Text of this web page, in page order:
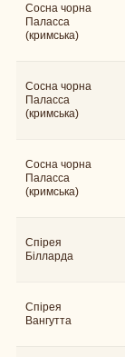
Сосна чорна
Паласса
(кримська)
Сосна чорна
Паласса
(кримська)
Сосна чорна
Паласса
(кримська)
Спірея
Білларда
Спірея
Вангутта